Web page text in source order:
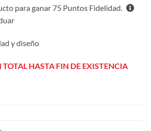
para ganar 75 Puntos Fidelidad.
y diseño
HASTA FIN DE EXISTENCIA